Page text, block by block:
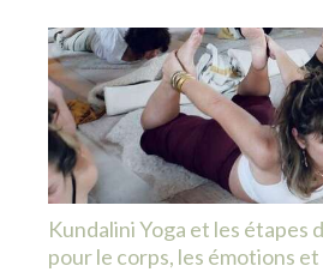
Kundalini Yoga et les étapes
pour le corps, les émotions